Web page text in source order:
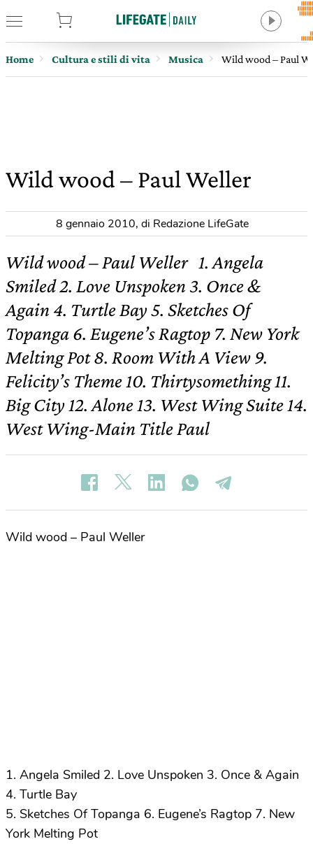
Home Cultura e stili di vita Musica Wild wood – Paul
Wild wood – Paul Weller
8 gennaio 2010, di Redazione LifeGate
Wild wood – Paul Weller 1. Angela
Smiled 2. Love Unspoken 3. Once &
Again 4. Turtle Bay 5. Sketches Of
Topanga 6. Eugene’s Ragtop 7. New York
Melting Pot 8. Room With A View 9.
Felicity’s Theme 10. Thirtysomething 11.
Big City 12. Alone 13. West Wing Suite 14.
West Wing-Main Title Paul
Wild wood – Paul Weller
1. Angela Smiled 2. Love Unspoken 3. Once & Again
4. Turtle Bay
5. Sketches Of Topanga 6. Eugene’s Ragtop 7. New
York Melting Pot